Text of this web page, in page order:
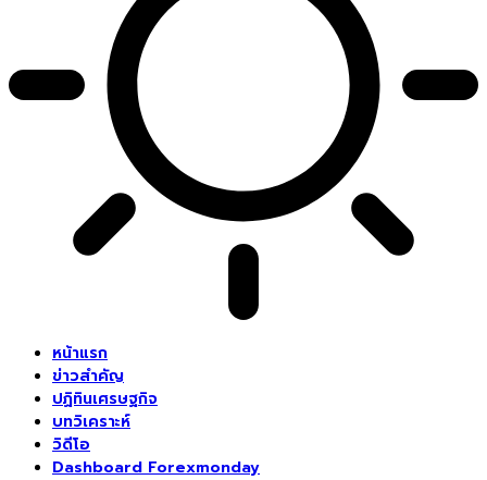
หน้าแรก
ข่าวสำคัญ
ปฏิทินเศรษฐกิจ
บทวิเคราะห์
วิดีโอ
Dashboard Forexmonday